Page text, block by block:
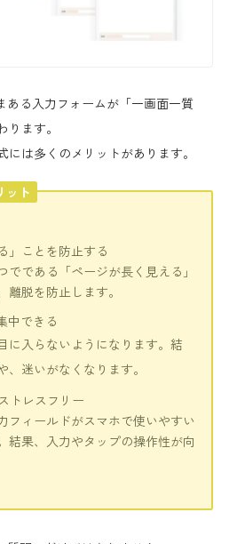
ある入力フォームが「一画面一質
ります。
には多くのメリットがあります。
ット
」ことを防止する
でである「ページが長く見える」
離脱を防止します。
中できる
に入らないようになります。結
迷いがなくなります。
トレスフリー
フィールドがスマホで使いやすい
結果、入力やタップの操作性が向